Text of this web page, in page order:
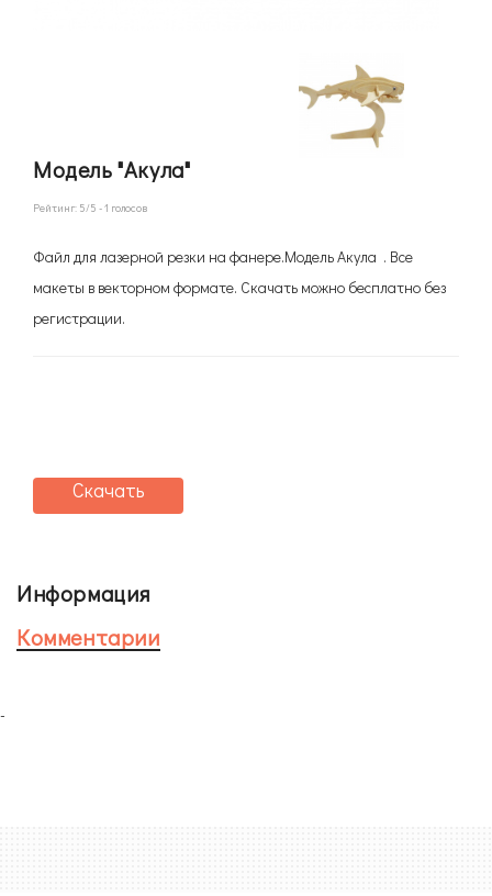
Модель "Акула"
Рейтинг: 5/5 -1 голосов
Файл для лазерной резки на фанере.Модель Акула . Все
макеты в векторном формате. Скачать можно бесплатно без
регистрации.
Скачать
Информация
Комментарии
-